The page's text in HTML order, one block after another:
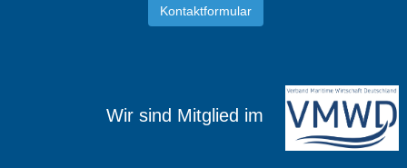
Kontaktformular
Wir sind Mitglied im